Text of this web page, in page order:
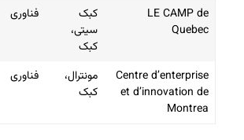
LE CAMP de
Quebec
کبک
سیتی،
کبک
فناوری
Centre d’enterprise
et d’innovation de
Montrea
مونترال،
کبک
فناوری